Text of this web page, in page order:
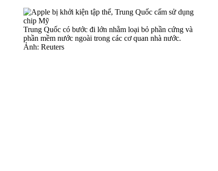
Trung Quốc có bước đi lớn nhằm loại bỏ phần cứng và
phần mềm nước ngoài trong các cơ quan nhà nước.
Ảnh: Reuters